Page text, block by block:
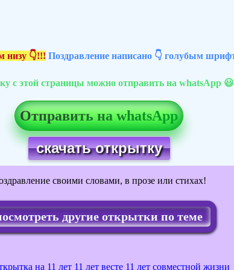
низу 👇!!! Поздравление написано 👇 голубым
с этой страницы можно отправить на whatsApp 😃
Отправить на whatsApp
скачать открытку
своими словами, в прозе или стихах!
другие открытки по теме
на 11 лет 11 лет весте 11 лет совместной жизни